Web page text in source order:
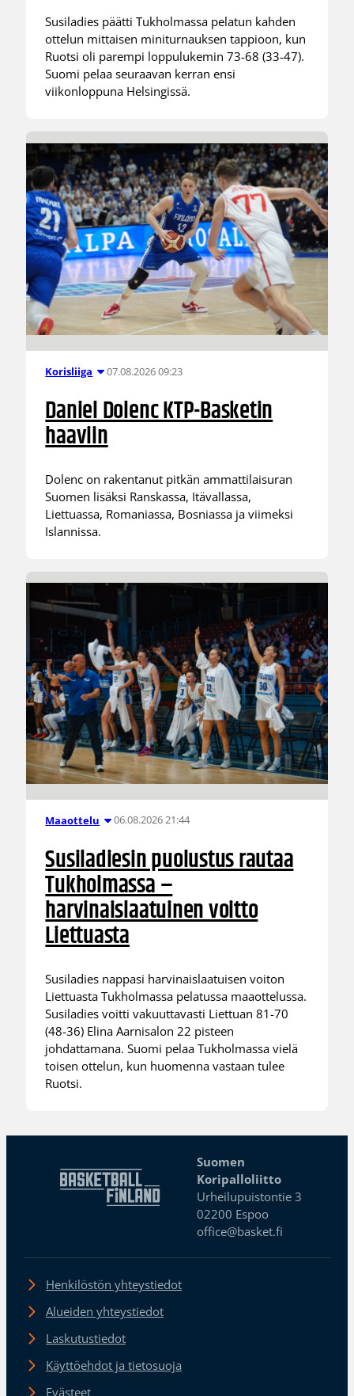
Susiladies päätti Tukholmassa pelatun kahden
ottelun mittaisen miniturnauksen tappioon, kun
Ruotsi oli parempi loppulukemin 73-68 (33-47).
Suomi pelaa seuraavan kerran ensi
viikonloppuna Helsingissä.
Korisliiga 07.08.2026 09:23
Daniel Dolenc KTP-Basketin
haaviin
Dolenc on rakentanut pitkän ammattilaisuran
Suomen lisäksi Ranskassa, Itävallassa,
Liettuassa, Romaniassa, Bosniassa ja viimeksi
Islannissa.
Maaottelu 06.08.2026 21:44
Susiladiesin puolustus rautaa
Tukholmassa –
harvinaislaatuinen voitto
Liettuasta
Susiladies nappasi harvinaislaatuisen voiton
Liettuasta Tukholmassa pelatussa maaottelussa.
Susiladies voitti vakuuttavasti Liettuan 81-70
(48-36) Elina Aarnisalon 22 pisteen
johdattamana. Suomi pelaa Tukholmassa vielä
toisen ottelun, kun huomenna vastaan tulee
Ruotsi.
Suomen
Koripalloliitto
Urheilupuistontie 3
02200 Espoo
office@basket.fi
Henkilöstön yhteystiedot
Alueiden yhteystiedot
Laskutustiedot
Käyttöehdot ja tietosuoja
Evästeet